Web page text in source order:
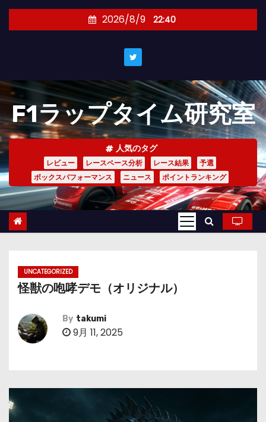
キ
ッ
プ
2026/8/9 22:40
F1ラップタイム研究室
人気のタグ
レビュー レースペース分析 レース結果
予選
ボックスパフォーマンス
ニュース ポイントランキング
UNCATEGORIZED
怪獣の咆哮デモ（オリジナル）
By takumi
9月 11, 2025